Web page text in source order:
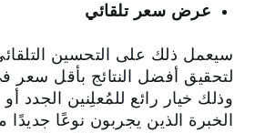
عرض سعر تلقائي
سيعمل ذلك على التحسين
لتحقيق أفضل النتائج بأقل سعر
وذلك خيار رائع للمُعلِنين الجدد
الخبرة الذين يجربون نوعًا